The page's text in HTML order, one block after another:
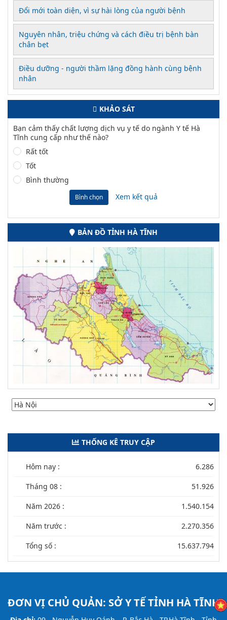
Đổi mới toàn diện, vì sự hài lòng của người bệnh
Nguyên nhân, triệu chứng và cách điều trị bệnh bàn
chân bẹt
Điều dưỡng - người thầm lặng đồng hành cùng bệnh
nhân
KHẢO SÁT
Bạn cảm thấy chất lượng dịch vụ y tế do ngành Y tế Hà
Tĩnh cung cấp như thế nào?
Rất tốt
Tốt
Bình thường
Bình chọn Xem kết quả
BẢN ĐỒ TỈNH HÀ TĨNH
THỐNG KÊ TRUY CẬP
Hôm nay : 6.286
Tháng 08 : 51.926
Năm 2026 : 1.540.154
Năm trước : 2.270.356
Tổng số : 15.637.794
ĐƠN VỊ CHỦ QUẢN: SỞ Y TẾ TỈNH HÀ TĨNH